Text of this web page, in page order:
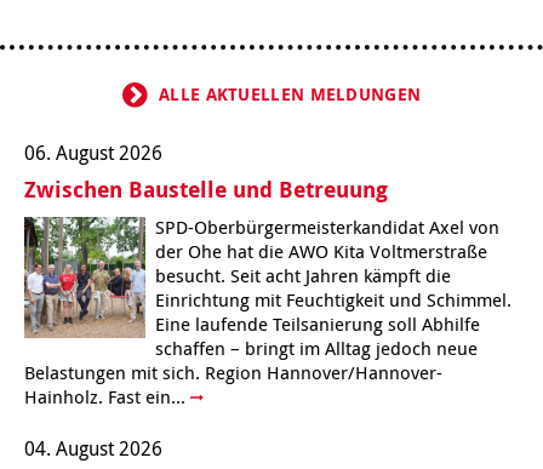
ALLE AKTUELLEN MELDUNGEN
06. August 2026
Zwischen Baustelle und Betreuung
SPD-Oberbürgermeisterkandidat Axel von
der Ohe hat die AWO Kita Voltmerstraße
besucht. Seit acht Jahren kämpft die
Einrichtung mit Feuchtigkeit und Schimmel.
Eine laufende Teilsanierung soll Abhilfe
schaffen – bringt im Alltag jedoch neue
Belastungen mit sich. Region Hannover/Hannover-
Hainholz. Fast ein...
04. August 2026